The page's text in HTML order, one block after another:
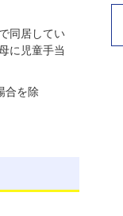
同居してい
に児童手当
合を除